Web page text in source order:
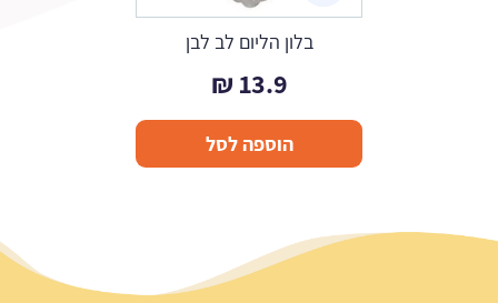
בלון הליום לב לבן
13.9
₪
הוספה לסל